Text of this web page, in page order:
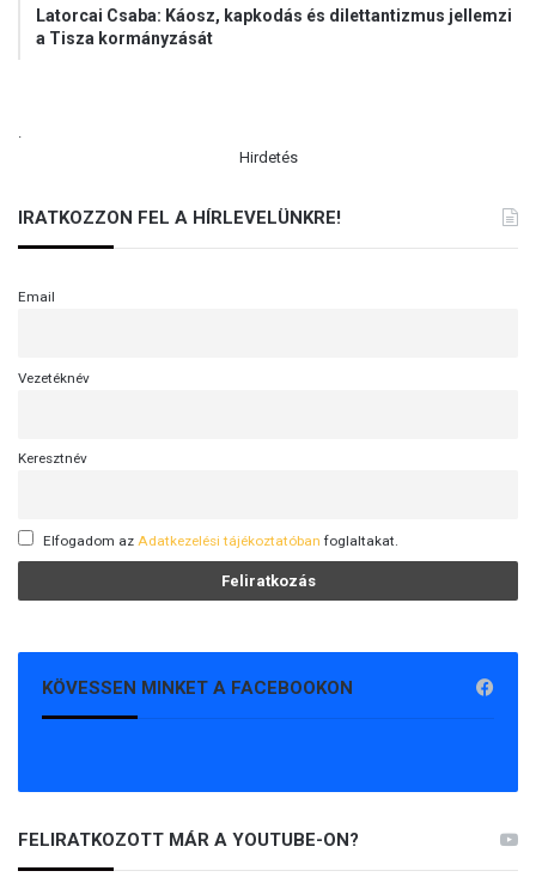
Latorcai Csaba: Káosz, kapkodás és dilettantizmus jellemzi
a Tisza kormányzását
.
Hirdetés
IRATKOZZON FEL A HÍRLEVELÜNKRE!
Email
Vezetéknév
Keresztnév
Elfogadom az Adatkezelési tájékoztatóban foglaltakat.
KÖVESSEN MINKET A FACEBOOKON
FELIRATKOZOTT MÁR A YOUTUBE-ON?